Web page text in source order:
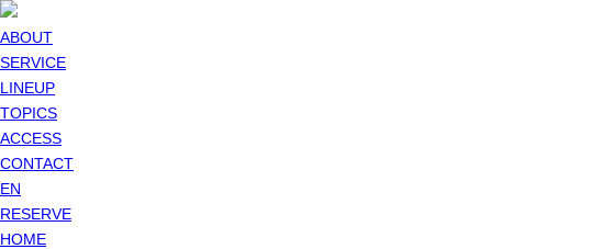
ABOUT
SERVICE
LINEUP
TOPICS
ACCESS
CONTACT
EN
RESERVE
HOME